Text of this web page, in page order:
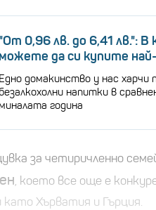
"От 0,96 лв. до 6,41 лв.": В
можете да си купите
Едно домакинство у нас харчи
безалкохолни напитки в
миналата година
за четиричленно
, което все още е
Хърватия и Гърция.